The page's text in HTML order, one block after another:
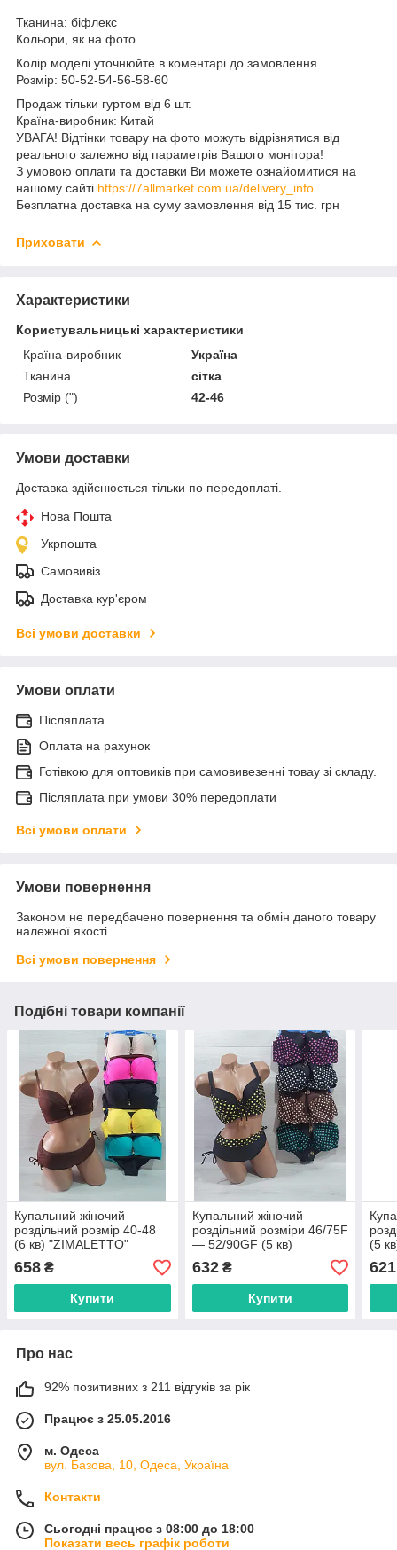
Тканина: біфлекс
Кольори, як на фото
Колір моделі уточнюйте в коментарі до замовлення
Розмір: 50-52-54-56-58-60
Продаж тільки гуртом від 6 шт.
Країна-виробник: Китай
УВАГА! Відтінки товару на фото можуть відрізнятися від
реального залежно від параметрів Вашого монітора!
З умовою оплати та доставки Ви можете ознайомитися на
нашому сайті https://7allmarket.com.ua/delivery_info
Безплатна доставка на суму замовлення від 15 тис. грн
Приховати
Характеристики
Користувальницькі характеристики
Країна-виробник
Україна
Тканина
сітка
Розмір (")
42-46
Умови доставки
Доставка здійснюється тільки по передоплаті.
Нова Пошта
Укрпошта
Самовивіз
Доставка кур'єром
Всі умови доставки
Умови оплати
Післяплата
Оплата на рахунок
Готівкою для оптовиків при самовивезенні товау зі складу.
Післяплата при умови 30% передоплати
Всі умови оплати
Умови повернення
Законом не передбачено повернення та обмін даного товару
належної якості
Всі умови повернення
Подібні товари компанії
Купальний жіночий
роздільний розмір 40-48
(6 кв) "ZIMALETTO"
недорого від прямого
постачальника
658 ₴
Купити
Купальний жіночий
роздільний розміри 46/75F
— 52/90GF (5 кв)
"ZIMALETTO" недорого
від прямого
постачальника
632₴
Купити
(5
621
Про нас
92% позитивних з 211 відгуків за рік
Працює з 25.05.2016
м. Одеса
вул. Базова, 10, Одеса, Україна
Контакти
Сьогодні працює з 08:00 до 18:00
Показати весь графік роботи